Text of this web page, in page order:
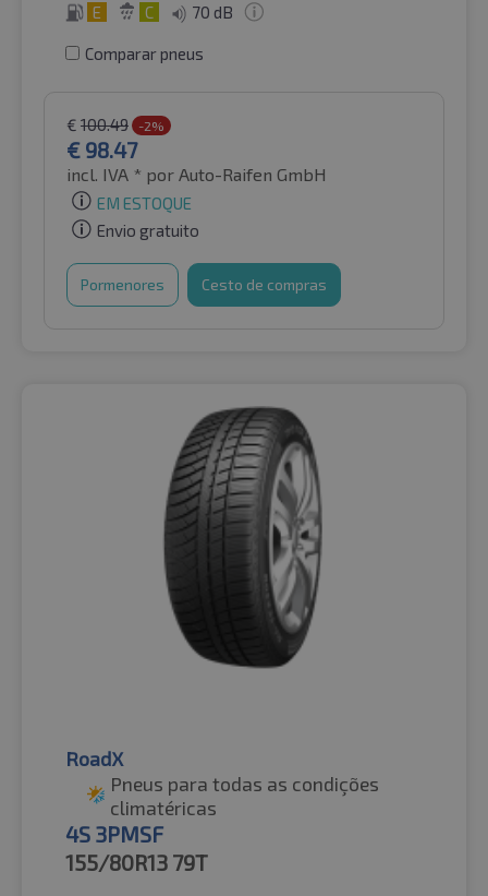
E C 70 dB
Comparar pneus
€ 100.49 -2%
€ 98.47
incl. IVA * por Auto-Raifen GmbH
EM ESTOQUE
Envio gratuito
Pormenores Cesto de compras
RoadX
Pneus para todas as condições
climatéricas
4S 3PMSF
155/80R13 79T